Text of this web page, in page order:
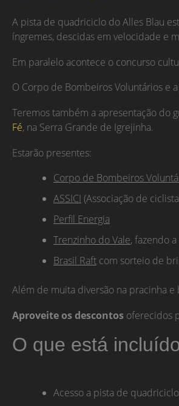
A pista de quadriciclo do Alles Blau
íngremes, descidas em velocidade e
Em paralelo acontece o concurso
O Corpo de Bombeiros Voluntários e
Teremos também a apresentação do
Fé, na Serra Grande de Igrejinha.
Estarão presentes:
Corpo de Bombeiros
ASSICI (Associação de
Perfil Energia
Trenzinho do Vale, fazendo
Brasil Raft com sorteio de
Além de muita diversão na pracinha
Aproveite os descontos oferecidos
O que está
Acesso a pista de